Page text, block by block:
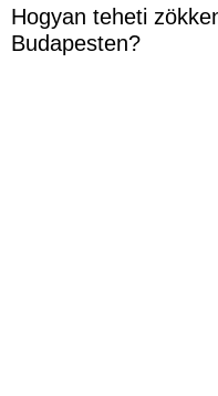
Hogyan teheti
Budapesten?